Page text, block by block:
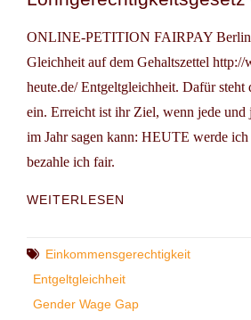
ONLINE-PETITION FAIRPAY
Gleichheit auf dem Gehaltszettel
heute.de/ Entgeltgleichheit. Dafür steht
ein. Erreicht ist ihr Ziel, wenn jede und
im Jahr sagen kann: HEUTE werde
bezahle ich fair.
WEITERLESEN
Tags
Einkommensgerechtigkeit
Entgeltgleichheit
Gender Wage Gap